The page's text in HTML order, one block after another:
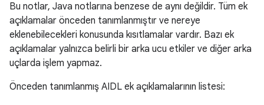
Bu notlar, Java notlarına benzese de aynı değildir. Tüm ek
açıklamalar önceden tanımlanmıştır ve nereye
eklenebilecekleri konusunda kısıtlamalar vardır. Bazı ek
açıklamalar yalnızca belirli bir arka ucu etkiler ve diğer arka
uçlarda işlem yapmaz.
Önceden tanımlanmış AIDL ek açıklamalarının listesi: